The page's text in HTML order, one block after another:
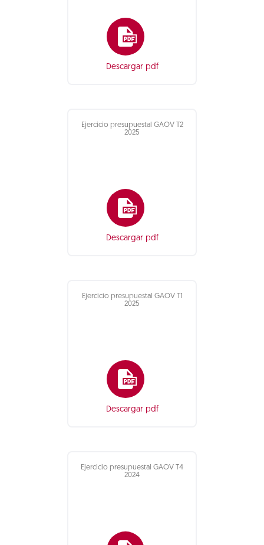
Descargar pdf
Ejercicio presupuestal GAOV T2
2025
Descargar pdf
Ejercicio presupuestal GAOV T1
2025
Descargar pdf
Ejercicio presupuestal GAOV T4
2024